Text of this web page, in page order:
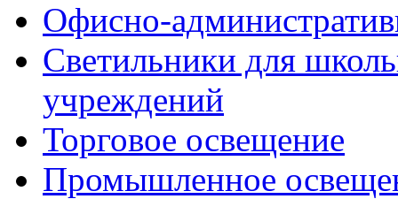
Офисно-
Светильники для
учреждений
Торговое освещение
Промышленное